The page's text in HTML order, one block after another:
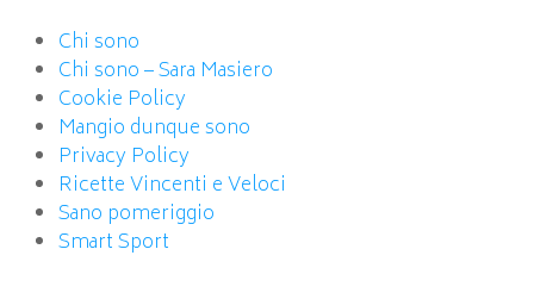
Chi sono
Chi sono – Sara Masiero
Cookie Policy
Mangio dunque sono
Privacy Policy
Ricette Vincenti e Veloci
Sano pomeriggio
Smart Sport